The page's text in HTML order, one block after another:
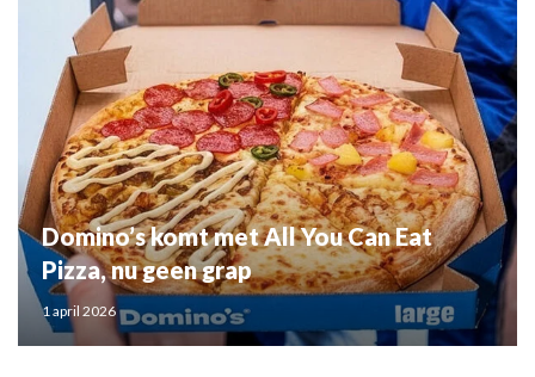
Domino’s komt met All You Can Eat
Pizza, nu geen grap
1 april 2026